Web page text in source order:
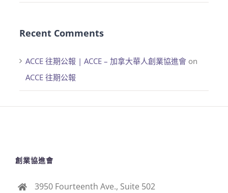
Recent Comments
ACCE 往期公報 | ACCE – 加拿大華人創業協進會on
ACCE 往期公報
創業協進會
3950 Fourteenth Ave., Suite 502